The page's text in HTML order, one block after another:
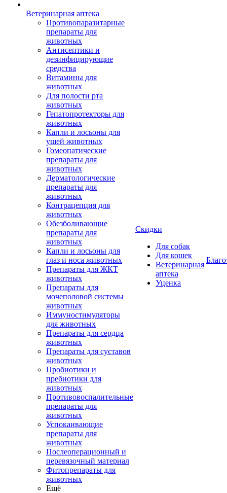
Ветеринарная аптека
Противопаразитарные
препараты для
животных
Антисептики и
дезинфицирующие
средства
Витамины для
животных
Для полости рта
животных
Гепатопротекторы для
животных
Капли и лосьоны для
ушей животных
Гомеопатические
препараты для
животных
Дерматологические
препараты для
животных
Контрацепция для
животных
Обезболивающие
препараты для
животных
Капли и лосьоны для
глаз и носа животных
Препараты для ЖКТ
животных
Препараты для
мочеполовой системы
животных
Иммуностимуляторы
для животных
Препараты для сердца
животных
Препараты для суставов
животных
Пробиотики и
пребиотики для
животных
Противовоспалительные
препараты для
животных
Успокаивающие
препараты для
животных
Послеоперационный и
перевязочный материал
Фитопрепараты для
животных
Ещё
Скидки
Для собак
Для кошек
Ветеринарная
аптека
Уценка